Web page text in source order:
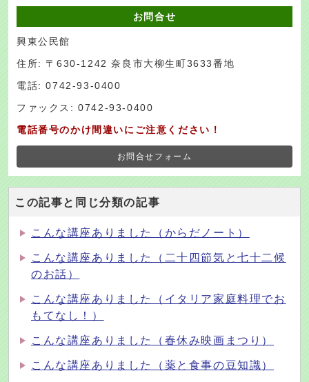
お問合せ
興東公民館
住所: 〒630-1242 奈良市大柳生町3633番地
電話: 0742-93-0400
ファックス: 0742-93-0400
電話番号のかけ間違いにご注意ください！
お問合せフォーム
この記事と同じ分類の記事
こんな講座ありました（からだノート）
こんな講座ありました（二十四節気と七十二候
のお話）
こんな講座ありました（イタリア家庭料理でお
もてなし！）
こんな講座ありました（春休み映画まつり）
こんな講座ありました（薬と食事の豆知識）